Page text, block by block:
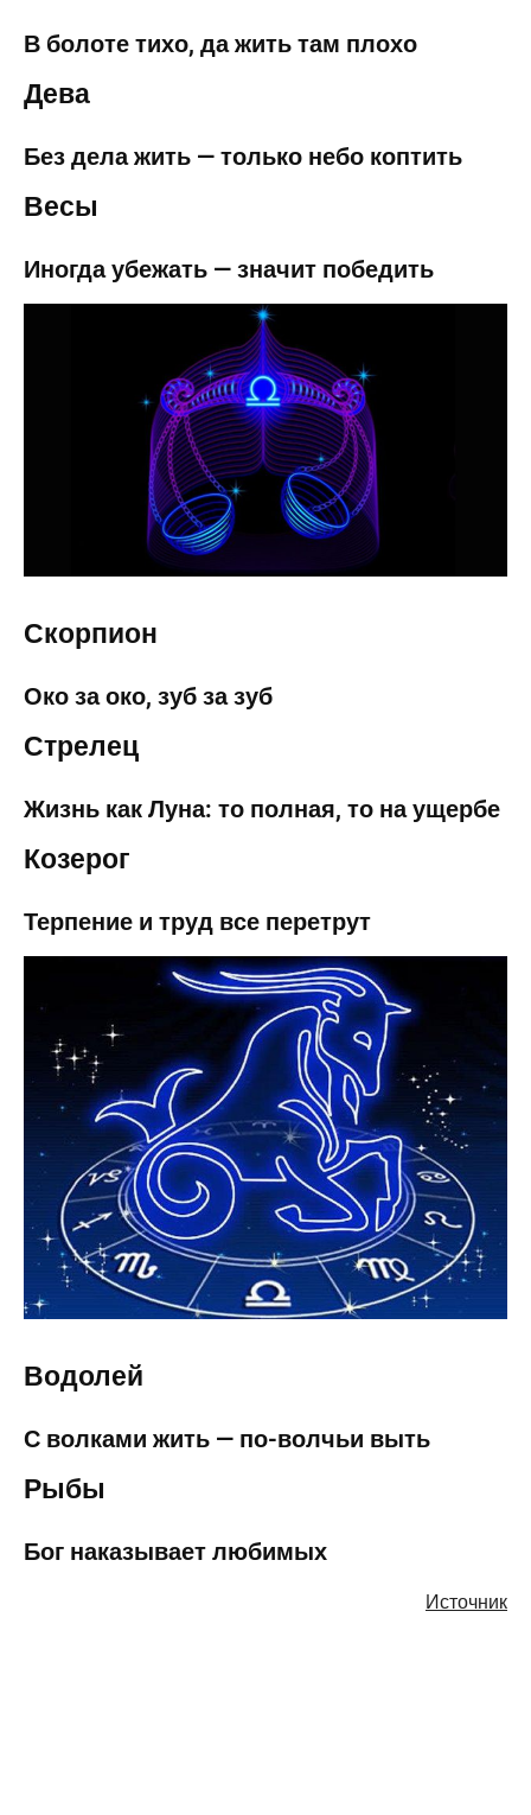
В болоте тихо, да жить там плохо
Дева
Без дела жить — только небо коптить
Весы
Иногда убежать — значит победить
Скорпион
Око за око, зуб за зуб
Стрелец
Жизнь как Луна: то полная, то на ущербе
Козерог
Терпение и труд все перетрут
Водолей
С волками жить — по-волчьи выть
Рыбы
Бог наказывает любимых
Источник